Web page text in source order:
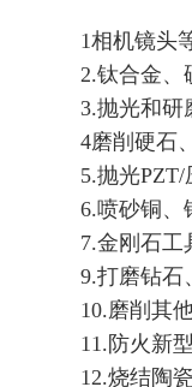
1相机镜头
2.钛合金、
3.抛光和研
4磨削硬石
5.抛光
6.喷砂铜、
7.金刚石工
9.打磨钻石
10.磨削其
11.防火新
12.烧结陶